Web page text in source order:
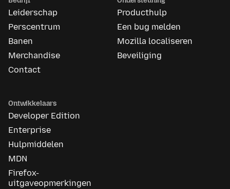
Leiderschap
Perscentrum
Banen
Merchandise
Contact
Producthulp
Een bug melden
Mozilla localiseren
Beveiliging
Ontwikkelaars
Developer Edition
Enterprise
Hulpmiddelen
MDN
Firefox-
uitgaveopmerkingen